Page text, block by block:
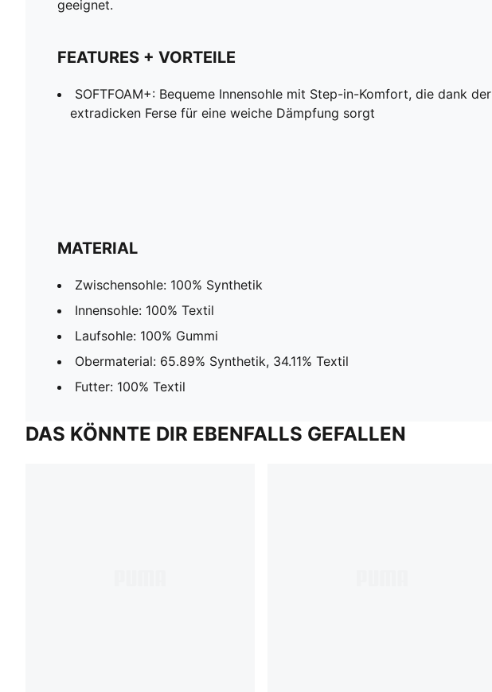
geeignet.
FEATURES + VORTEILE
SOFTFOAM+: Bequeme Innensohle mit Step-in-Komfort, die dank der
extradicken Ferse für eine weiche Dämpfung sorgt
MATERIAL
Zwischensohle: 100% Synthetik
Innensohle: 100% Textil
Laufsohle: 100% Gummi
Obermaterial: 65.89% Synthetik, 34.11% Textil
Futter: 100% Textil
DAS KÖNNTE DIR EBENFALLS GEFALLEN